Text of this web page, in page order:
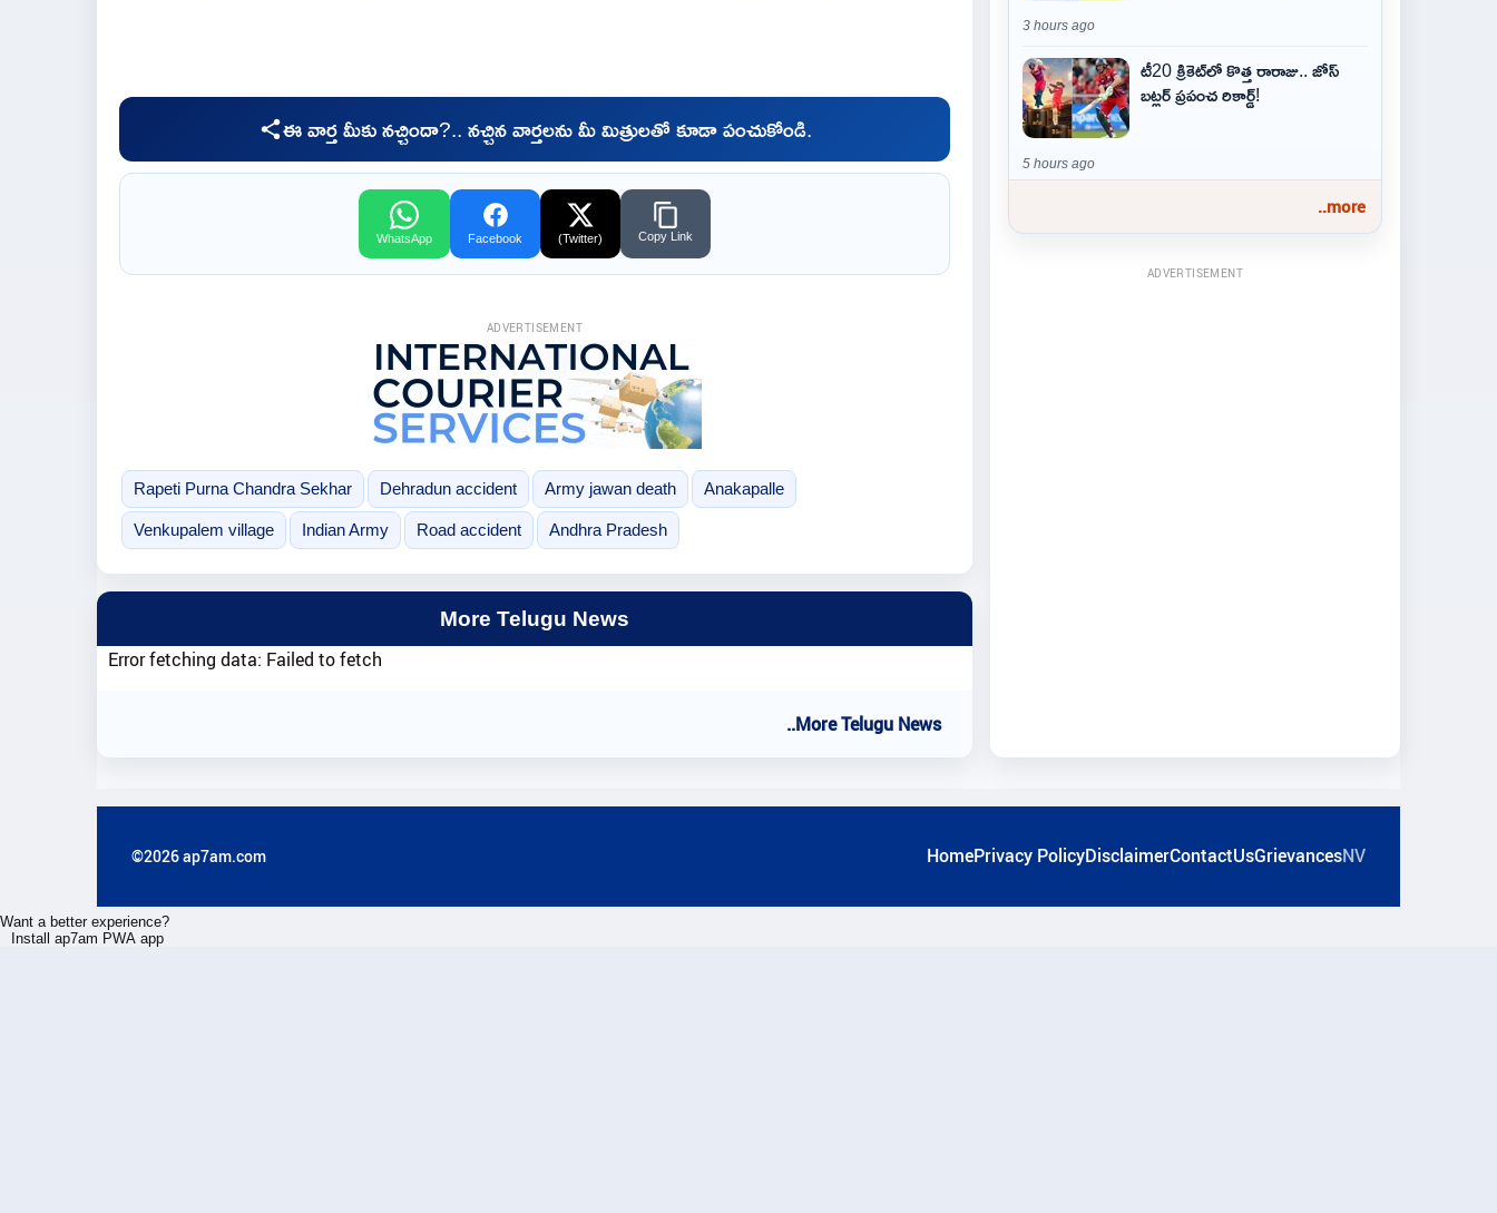
ఈ వార్త మీకు నచ్చిందా?.. నచ్చిన వార్తలను మీ మిత్రులతో కూడా పంచుకోండి.
WhatsApp Facebook (Twitter) Copy Link
ADVERTISEMENT
Rapeti Purna Chandra Sekhar Dehradun accident Army jawan death Anakapalle
Venkupalem village Indian Army Road accident Andhra Pradesh
More Telugu News
Error fetching data: Failed to fetch
..More Telugu News
3 hours ago
టీ20 క్రికెట్‌లో కొత్త రారాజు.. జోస్
బట్లర్ ప్ర‌పంచ రికార్డ్‌!
5 hours ago
..more
ADVERTISEMENT
©2026 ap7am.com HomePrivacy PolicyDisclaimerContactUsGrievancesNV
Want a better experience?
Install ap7am PWA app